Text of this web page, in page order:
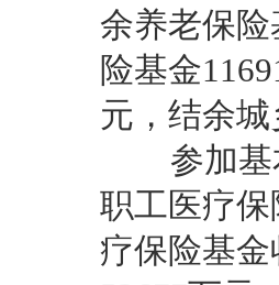
余养老保
险基金
元，结余
参加基本
职工医疗保
疗保险基